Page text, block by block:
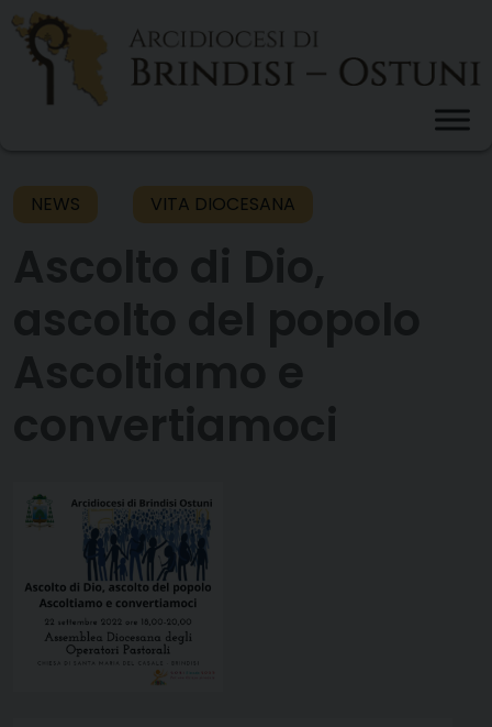
Skip
content
NEWS VITA DIOCESANA